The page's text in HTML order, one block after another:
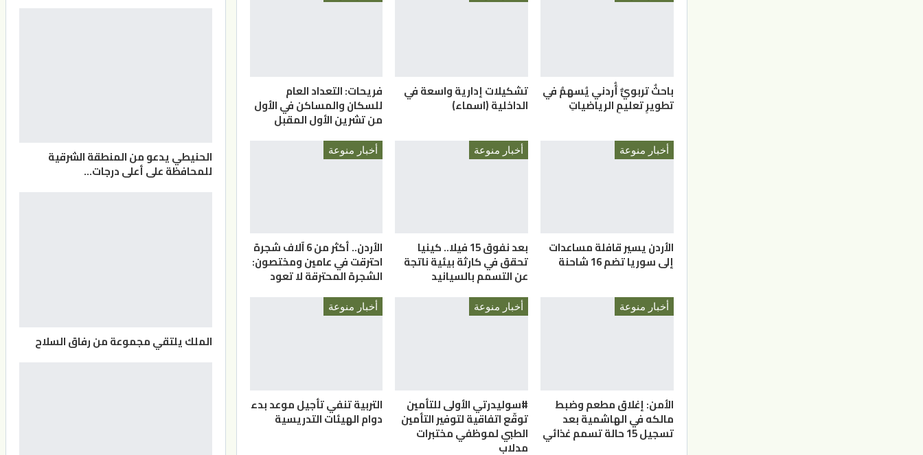
باحثٌ تربويٌّ أُردني يُسهمُ في
تطويرِ تعليمِ الرياضياتِ
تشكيلات إدارية واسعة في
الداخلية (اسماء)
فريحات: التعداد العام
للسكان والمساكن في الأول
من تشرين الأول المقبل
أخبار منوعة
الأردن يسير قافلة مساعدات
إلى سوريا تضم 16 شاحنة
أخبار منوعة
بعد نفوق 15 فيلا.. كينيا
تحقق في كارثة بيئية ناتجة
عن التسمم بالسيانيد
أخبار منوعة
الأردن.. أكثر من 6 آلاف شجرة
احترقت في عامين ومختصون:
الشجرة المحترقة لا تعود
أخبار منوعة
الأمن: إغلاق مطعم وضبط
مالكه في الهاشمية بعد
تسجيل 15 حالة تسمم غذائي
أخبار منوعة
#سوليدرتي الأولى للتأمين
توقّع اتفاقية لتوفير التأمين
الطبي لموظفي مختبرات
مدلاب
أخبار منوعة
التربية تنفي تأجيل موعد بدء
دوام الهيئات التدريسية
الحنيطي يدعو من المنطقة الشرقية
للمحافظة على أعلى درجات…
الملك يلتقي مجموعة من رفاق السلاح